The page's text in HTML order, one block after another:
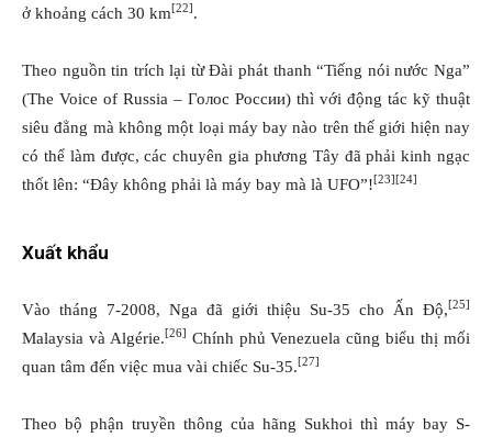
ở khoảng cách 30 km[22] .
Theo nguồn tin trích lại từ Đài phát thanh “Tiếng nói nước Nga”
(The Voice of Russia – Голос России) thì với động tác kỹ thuật
siêu đẳng mà không một loại máy bay nào trên thế giới hiện nay
có thể làm được, các chuyên gia phương Tây đã phải kinh ngạc
thốt lên: “Đây không phải là máy bay mà là UFO”![23] [24]
Xuất khẩu
Vào tháng 7-2008, Nga đã giới thiệu Su-35 cho Ấn Độ,[25]
Malaysia và Algérie.[26] Chính phủ Venezuela cũng biểu thị mối
quan tâm đến việc mua vài chiếc Su-35.[27]
Theo bộ phận truyền thông của hãng Sukhoi thì máy bay S-